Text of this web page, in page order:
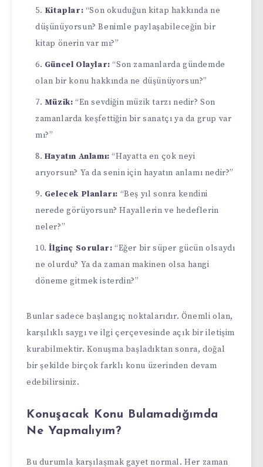
Kitaplar: “Son okuduğun kitap hakkında ne
düşünüyorsun? Benimle paylaşabileceğin bir
kitap önerin var mı?”
Güncel Olaylar: “Son zamanlarda gündemde
olan bir konu hakkında ne düşünüyorsun?”
Müzik: “En sevdiğin müzik tarzı nedir? Son
zamanlarda keşfettiğin bir sanatçı ya da grup var
mı?”
Hayatın Anlamı: “Hayatta en çok neyi
arıyorsun? Ya da senin için hayatın anlamı nedir?”
Gelecek Planları: “Beş yıl sonra kendini
nerede görüyorsun? Hayallerin ve hedeflerin
neler?”
İlginç Sorular: “Eğer bir süper gücün olsaydı
ne olurdu? Ya da zaman makinen olsa hangi
döneme gitmek isterdin?”
Bunlar sadece başlangıç noktalarıdır. Önemli olan,
karşılıklı saygı ve ilgi çerçevesinde açık bir iletişim
kurabilmektir. Konuşma başladıktan sonra, doğal
bir şekilde birçok farklı konu üzerinden devam
edebilirsiniz.
Konuşacak Konu Bulamadığımda
Ne Yapmalıyım?
Bu durumla karşılaşmak gayet normal. Her zaman